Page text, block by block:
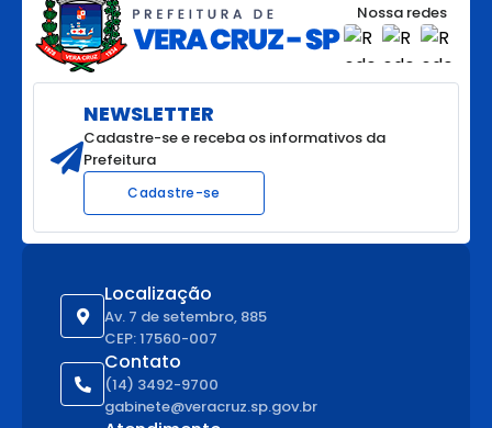
Localização
Av. 7 de setembro, 885
CEP: 17560-007
Contato
(14) 3492-9700
gabinete@veracruz.sp.gov.br
Nossa redes
NEWSLETTER
Cadastre-se e receba os informativos da
Prefeitura
Cadastre-se